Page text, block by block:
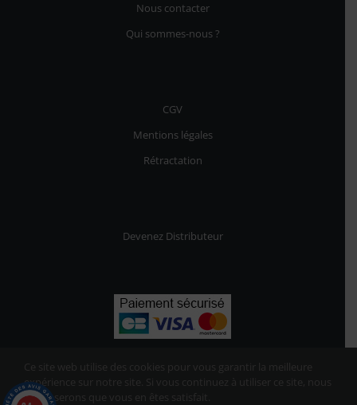
Nous contacter
Qui sommes-nous ?
CGV
Mentions légales
Rétractation
Devenez Distributeur
Ce site web utilise des cookies pour vous garantir la meilleure
expérience sur notre site. Si vous continuez à utiliser ce site, nous
supposerons que vous en êtes satisfait.